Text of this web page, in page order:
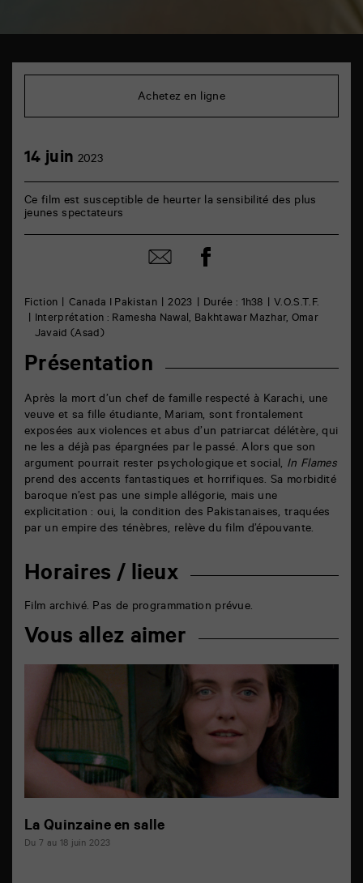
86000
Fiction Canada I Pakistan 2023 Durée : 1h38
V.O.S.T.F.
Interprétation : Ramesha Nawal, Bakhtawar Mazhar, Omar
Javaid (Asad)
Présentation
Après la mort d’un chef de famille respecté à Karachi, une
veuve et sa fille étudiante, Mariam, sont frontalement
exposées aux violences et abus d’un patriarcat délétère, qui
ne les a déjà pas épargnées par le passé. Alors que son
argument pourrait rester psychologique et social, In Flames
prend des accents fantastiques et horrifiques. Sa morbidité
baroque n’est pas une simple allégorie, mais une
explicitation : oui, la condition des Pakistanaises, traquées
par un empire des ténèbres, relève du film d’épouvante.
Horaires / lieux
Film archivé. Pas de programmation prévue.
Vous allez aimer
La Quinzaine en salle
Du 7 au 18 juin 2023
Achetez en ligne
14 juin 202314
Ce film est susceptible de heurter la sensibilité des plus
jeunes spectateurs
Partager
par
Partager
sur